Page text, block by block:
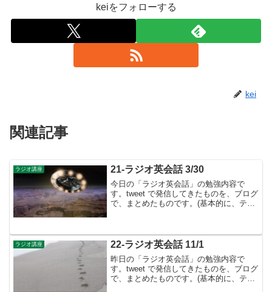
keiをフォローする
kei
関連記事
ラジオ講座 21-ラジオ英会話 3/30
今日の「ラジオ英会話」の勉強内容で
す。tweet で発信してきたものを、ブログ
で、まとめたものです。(基本的に、テキ
▶︎英語は「配置の言葉」- 今回は thi...
ラジオ講座 22-ラジオ英会話 11/1
昨日の「ラジオ英会話」の勉強内容で
す。tweet で発信してきたものを、ブログ
で、まとめたものです。(基本的に、テキ